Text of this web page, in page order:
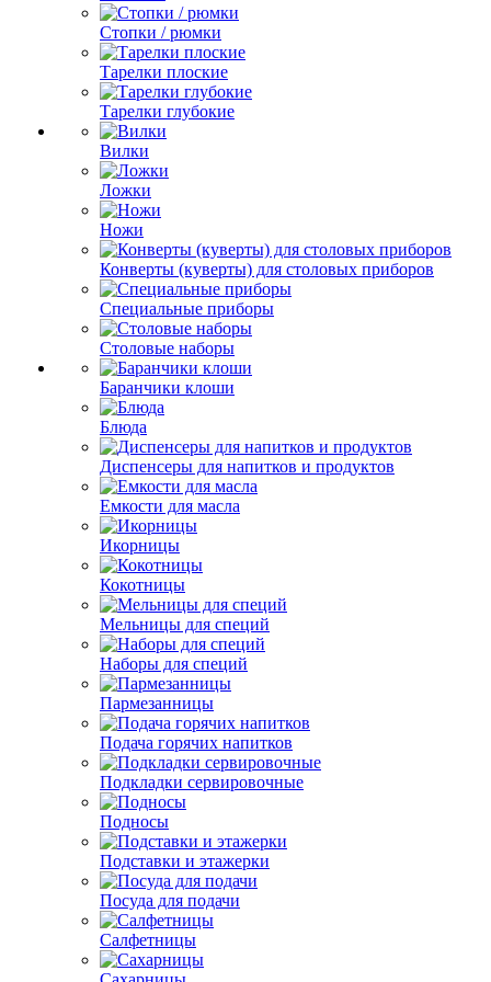
Стопки / рюмки
Тарелки плоские
Тарелки глубокие
Вилки
Ложки
Ножи
Конверты (куверты) для столовых приборов
Специальные приборы
Столовые наборы
Баранчики клоши
Блюда
Диспенсеры для напитков и продуктов
Емкости для масла
Икорницы
Кокотницы
Мельницы для специй
Наборы для специй
Пармезанницы
Подача горячих напитков
Подкладки сервировочные
Подносы
Подставки и этажерки
Посуда для подачи
Салфетницы